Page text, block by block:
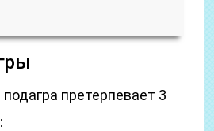
претерпевает 3